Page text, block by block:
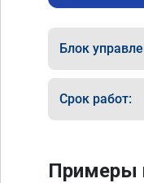
Блок
Срок работ:
Примеры